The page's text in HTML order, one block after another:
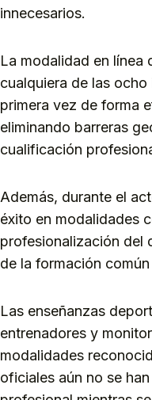
innecesarios.
La modalidad en línea
cualquiera de las
primera vez de forma
eliminando barreras
cualificación
Además, durante el
éxito en modalidades
profesionalización del
de la formación
Las enseñanzas
entrenadores y
modalidades
oficiales aún no se